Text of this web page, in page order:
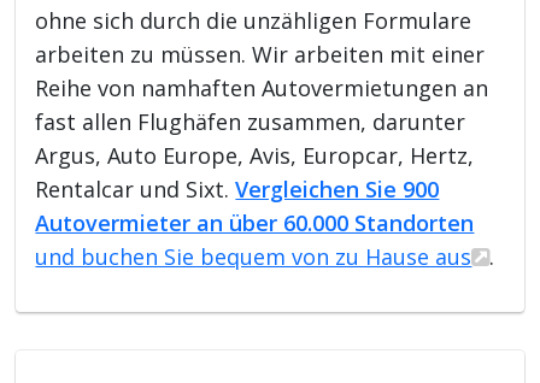
ohne sich durch die unzähligen Formulare
arbeiten zu müssen. Wir arbeiten mit einer
Reihe von namhaften Autovermietungen an
fast allen Flughäfen zusammen, darunter
Argus, Auto Europe, Avis, Europcar, Hertz,
Rentalcar und Sixt.Vergleichen Sie 900
Autovermieter an über 60.000 Standorten
und buchen Sie bequem von zu Hause aus
.